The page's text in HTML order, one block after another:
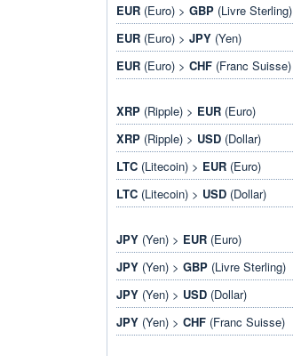
EUR (Euro) > GBP (Livre Sterling)
EUR (Euro) > JPY (Yen)
EUR (Euro) > CHF (Franc Suisse)
XRP (Ripple) > EUR (Euro)
XRP (Ripple) > USD (Dollar)
LTC (Litecoin) > EUR (Euro)
LTC (Litecoin) > USD (Dollar)
JPY (Yen) > EUR (Euro)
JPY (Yen) > GBP (Livre Sterling)
JPY (Yen) > USD (Dollar)
JPY (Yen) > CHF (Franc Suisse)